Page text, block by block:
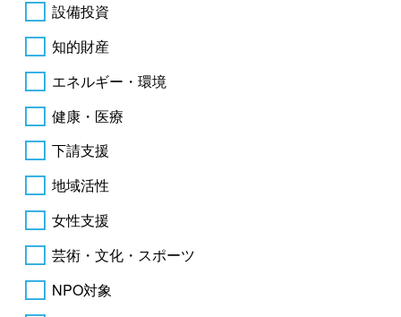
設備投資
知的財産
エネルギー・環境
健康・医療
下請支援
地域活性
女性支援
芸術・文化・スポーツ
NPO対象